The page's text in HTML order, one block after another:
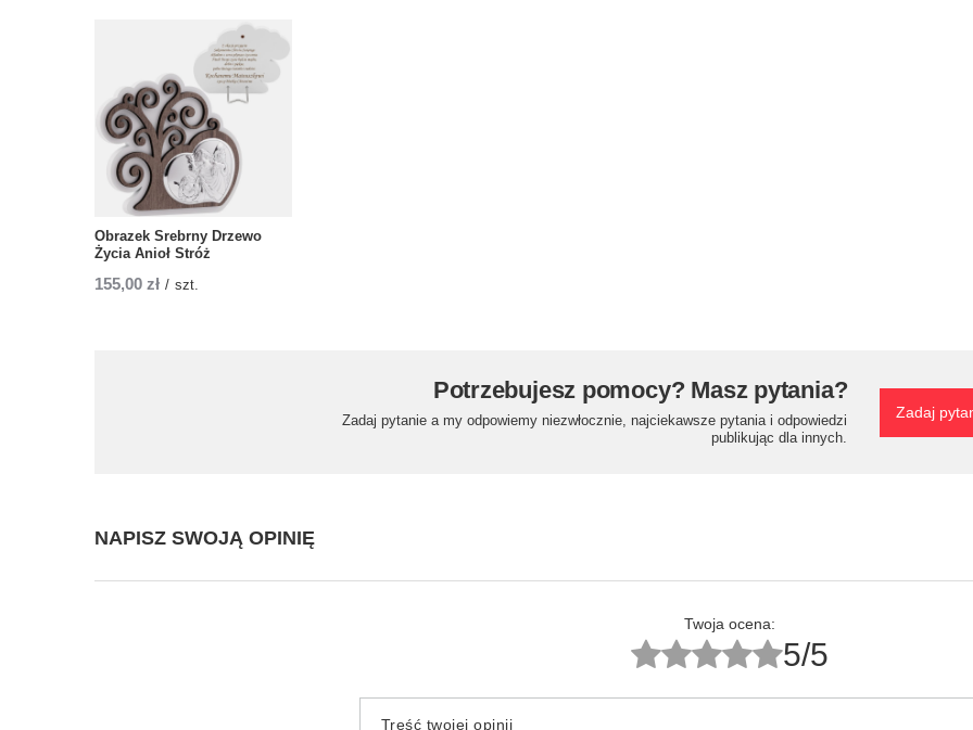
Obrazek Srebrny Drzewo
Życia Anioł Stróż
155,00 zł / szt.
Potrzebujesz pomocy? Masz pytania?
Zadaj pytanie a my odpowiemy niezwłocznie, najciekawsze pytania i odpowiedzi
publikując dla innych.
Zadaj
NAPISZ SWOJĄ OPINIĘ
Twoja ocena:
5/5
Treść twojej opinii